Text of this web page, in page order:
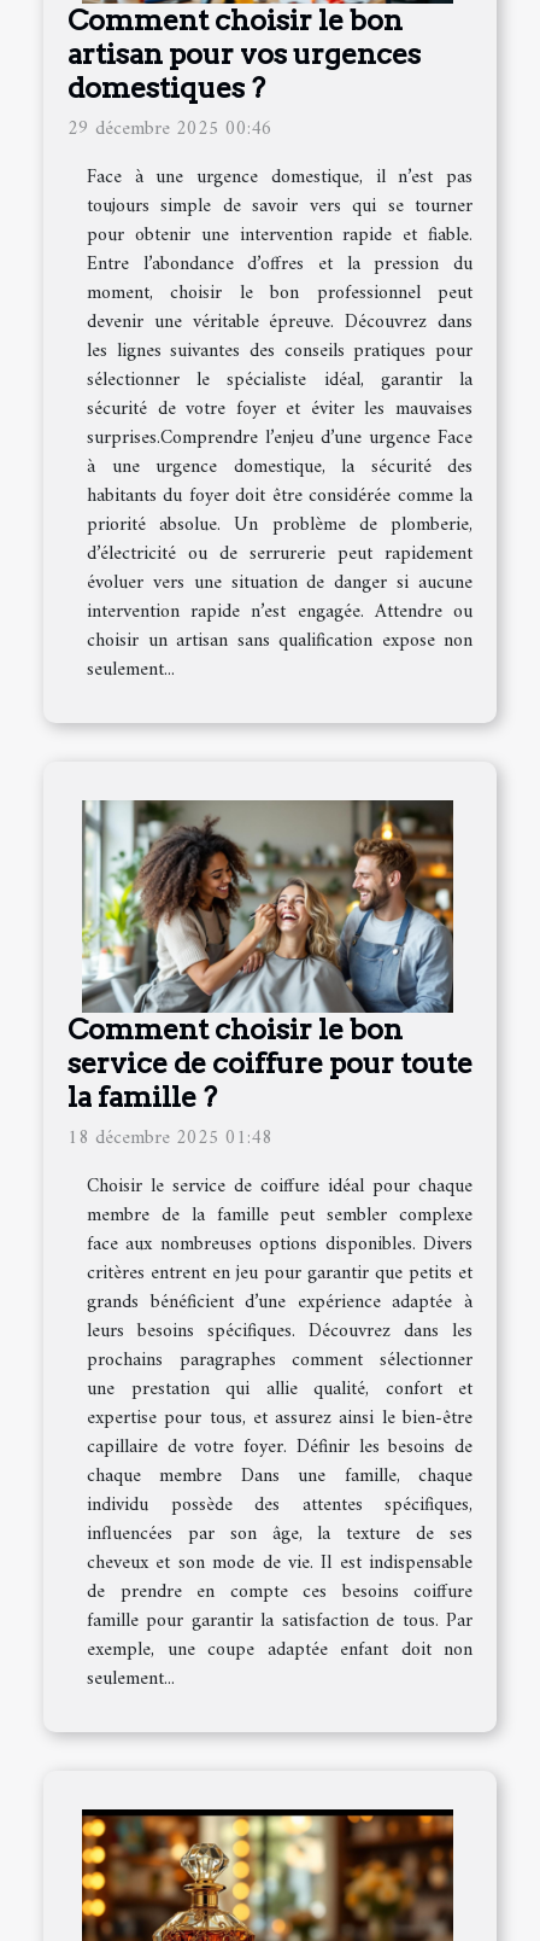
Comment choisir le bon
artisan pour vos urgences
domestiques ?
29 décembre 2025 00:46
Face à une urgence domestique, il n’est pas
toujours simple de savoir vers qui se tourner
pour obtenir une intervention rapide et fiable.
Entre l’abondance d’offres et la pression du
moment, choisir le bon professionnel peut
devenir une véritable épreuve. Découvrez dans
les lignes suivantes des conseils pratiques pour
sélectionner le spécialiste idéal, garantir la
sécurité de votre foyer et éviter les mauvaises
surprises.Comprendre l’enjeu d’une urgence Face
à une urgence domestique, la sécurité des
habitants du foyer doit être considérée comme la
priorité absolue. Un problème de plomberie,
d’électricité ou de serrurerie peut rapidement
évoluer vers une situation de danger si aucune
intervention rapide n’est engagée. Attendre ou
choisir un artisan sans qualification expose non
seulement...
Comment choisir le bon
service de coiffure pour toute
la famille ?
18 décembre 2025 01:48
Choisir le service de coiffure idéal pour chaque
membre de la famille peut sembler complexe
face aux nombreuses options disponibles. Divers
critères entrent en jeu pour garantir que petits et
grands bénéficient d’une expérience adaptée à
leurs besoins spécifiques. Découvrez dans les
prochains paragraphes comment sélectionner
une prestation qui allie qualité, confort et
expertise pour tous, et assurez ainsi le bien-être
capillaire de votre foyer. Définir les besoins de
chaque membre Dans une famille, chaque
individu possède des attentes spécifiques,
influencées par son âge, la texture de ses
cheveux et son mode de vie. Il est indispensable
de prendre en compte ces besoins coiffure
famille pour garantir la satisfaction de tous. Par
exemple, une coupe adaptée enfant doit non
seulement...